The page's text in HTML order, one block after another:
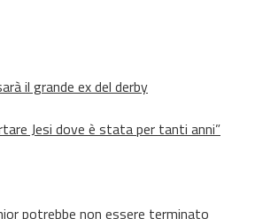
il grande ex del derby
Jesi dove è stata per tanti anni”
potrebbe non essere terminato